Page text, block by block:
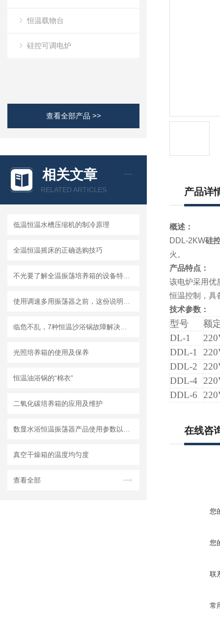
恒温载物台
硅控可调电炉
查看全部产品 >>
相关文章
RELATED ARTICLES
低温恒温水槽压缩机的制冷原理
全温恒温摇床的正确选购技巧
光照培养箱的使用及保养
恒温油浴锅的“棉衣”
二氧化碳培养箱的应用及维护
真空干燥箱的温度均匀度
查看全部
产品详
概述：
DDL-2KW硅
火。
产品特点：
该电炉采用优
恒温控制，具
技术参数：
型号
额
DL-1
DDL-1
DDL-2
DDL-4
DDL-6
在线咨
您
您
联
常